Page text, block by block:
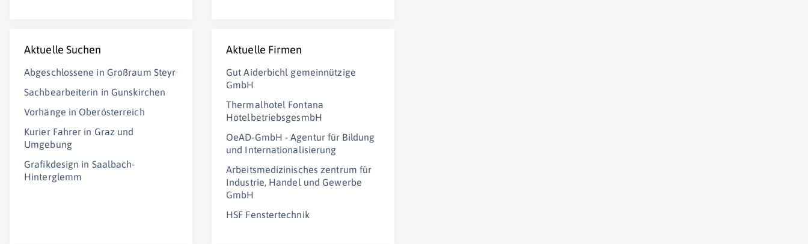
Aktuelle Suchen
Abgeschlossene in Großraum Steyr
Sachbearbeiterin in Gunskirchen
Vorhänge in Oberösterreich
Kurier Fahrer in Graz und
Umgebung
Grafikdesign in Saalbach-
Hinterglemm
Aktuelle Firmen
Gut Aiderbichl gemeinnützige
GmbH
Thermalhotel Fontana
HotelbetriebsgesmbH
OeAD-GmbH - Agentur für Bildung
und Internationalisierung
Arbeitsmedizinisches zentrum für
Industrie, Handel und Gewerbe
GmbH
HSF Fenstertechnik